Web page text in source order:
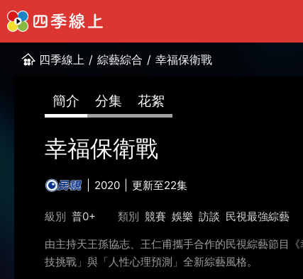
四季線上 / 綜藝綜合 / 幸福保衛戰
簡介 分集 花絮
幸福保衛戰
2020 更新至22集
級別 普0+ 類別 競賽 娛樂 訪談 民視最強綜藝
由主持天王孫協志、王仁甫攜手合作的民視綜藝節目
技挑戰」與「人性心理預測」全新綜藝風格。